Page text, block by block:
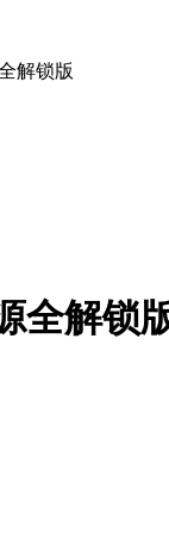
解锁版
全解锁